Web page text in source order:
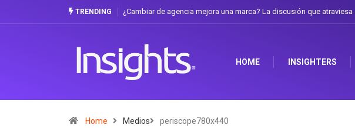
TRENDING ¿Cambiar de agencia mejora una marca? La discusión que atraviesa
HOME INSIGHTERS
Home Medios periscope780x440